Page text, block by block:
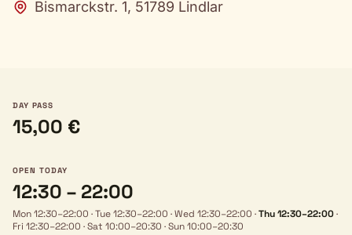
Bismarckstr. 1, 51789 Lindlar
DAY PASS
15,00 €
OPEN TODAY
12:30 – 22:00
Mon 12:30–22:00 ·Tue 12:30–22:00 ·Wed 12:30–22:00 ·Thu 12:30–22:00·
Fri 12:30–22:00 ·Sat 10:00–20:30 ·Sun 10:00–20:30